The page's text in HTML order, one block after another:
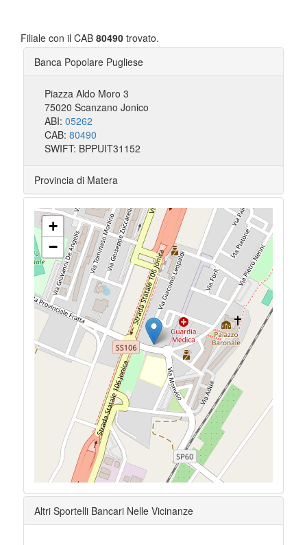
Filiale con il CAB 80490 trovato.
Banca Popolare Pugliese
Piazza Aldo Moro 3
75020 Scanzano Jonico
ABI: 05262
CAB: 80490
SWIFT: BPPUIT31152
Provincia di Matera
+
−
Altri Sportelli Bancari Nelle Vicinanze